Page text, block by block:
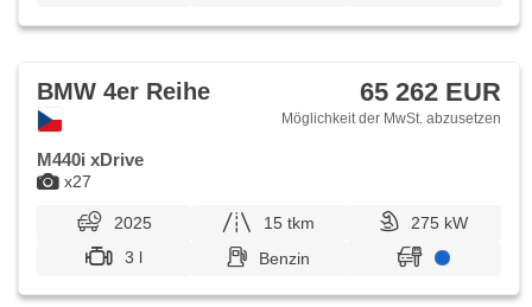
x27
BMW 4er Reihe 65 262 EUR
Möglichkeit der MwSt. abzusetzen
M440i xDrive
2025 15 tkm
275 kW
3 l
Benzin